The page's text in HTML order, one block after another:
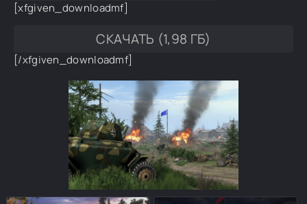
[xfgiven_downloadmf]
СКАЧАТЬ (1,98 ГБ)
[/xfgiven_downloadmf]